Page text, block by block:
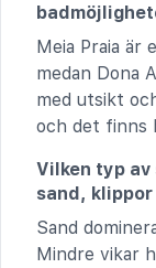
Meia Praia är
medan Dona
med utsikt
och det finns
Vilken typ
sand,
Sand
Mindre vikar